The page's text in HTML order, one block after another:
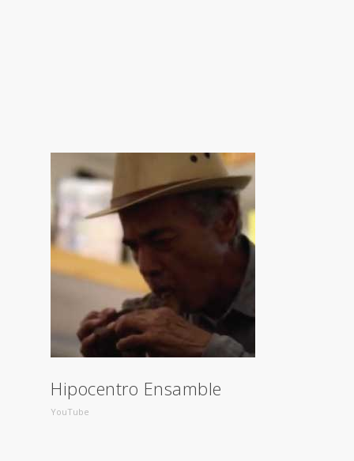
Hipocentro Ensamble
YouTube